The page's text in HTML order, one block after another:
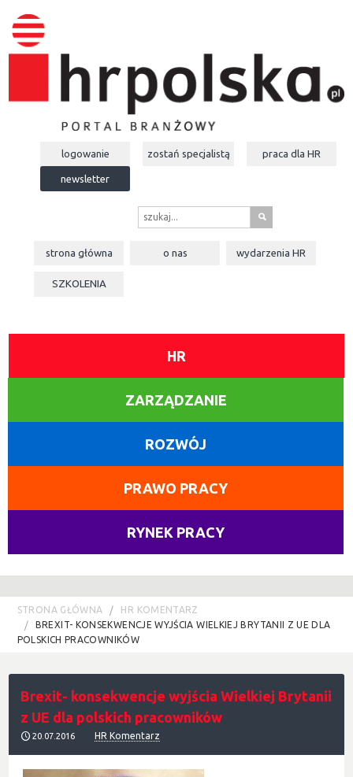
logowanie zostań specjalistą praca dla HR
newsletter
s
strona główna o nas wydarzeniaHR
SZKOLENIA
HR
ZARZĄDZANIE
ROZWÓJ
PRAWO PRACY
RYNEK PRACY
STRONA GŁÓWNA
HR KOMENTARZ
BREXIT- KONSEKWENCJE WYJŚCIA WIELKIEJ BRYTANII Z UE DLA
POLSKICH PRACOWNIKÓW
Brexit- konsekwencje wyjścia Wielkiej Brytanii
z UE dla polskich pracowników
20.07.2016 HR Komentarz